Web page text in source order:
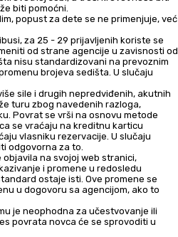
biti pomoćni.
popust za dete se ne primenjuje, već
za 25 - 29 prijavljenih koriste se
od strane agencije u zavisnosti od
nisu standardizovani na prevoznim
brojeva sedišta. U slučaju
sile i drugih nepredviđenih, akutnih
turu zbog navedenih razloga,
Povrat se vrši na osnovu metode
se vraćaju na kreditnu karticu
vlasniku rezervacije. U slučaju
odgovorna za to.
na svojoj web stranici,
i promene u redosledu
ostaje isti. Ove promene se
u dogovoru sa agencijom, ako to
je neophodna za učestvovanje ili
povrata novca će se sprovoditi u